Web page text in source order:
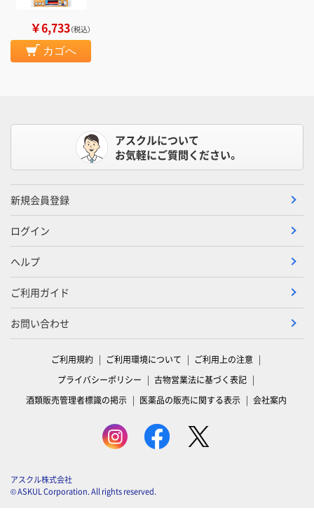
￥6,733（税込）
カゴへ
アスクルについて
お気軽にご質問ください。
新規会員登録
ログイン
ヘルプ
ご利用ガイド
お問い合わせ
ご利用規約 ご利用環境について
ご利用上の注意
プライバシーポリシー
古物営業法に基づく表記
酒類販売管理者標識の掲示
医薬品の販売に関する表示 会社案内
アスクル株式会社
© ASKUL Corporation. All rights reserved.